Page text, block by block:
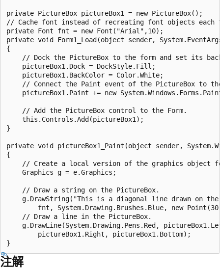
private PictureBox pictureBox1 = new PictureBox();
// Cache font instead of recreating font objects each
private Font fnt = new Font("Arial",10);
private void Form1_Load(object sender,
{
// Dock the PictureBox to the form and set its
    pictureBox1.Dock = DockStyle.Fill;
    pictureBox1.BackColor = Color.White;
// Connect the Paint event of the PictureBox to
pictureBox1.Paint += new
    // Add the PictureBox control to the Form.
    this.Controls.Add(pictureBox1);
}
private void pictureBox1_Paint(object sender,
{
// Create a local version of the graphics object
    Graphics g = e.Graphics;
    // Draw a string on the PictureBox.
g.DrawString("This is a diagonal line drawn on
fnt, System.Drawing.Brushes.Blue, new
    // Draw a line in the PictureBox.
g.DrawLine(System.Drawing.Pens.Red,
        pictureBox1.Right, pictureBox1.Bottom);
注解